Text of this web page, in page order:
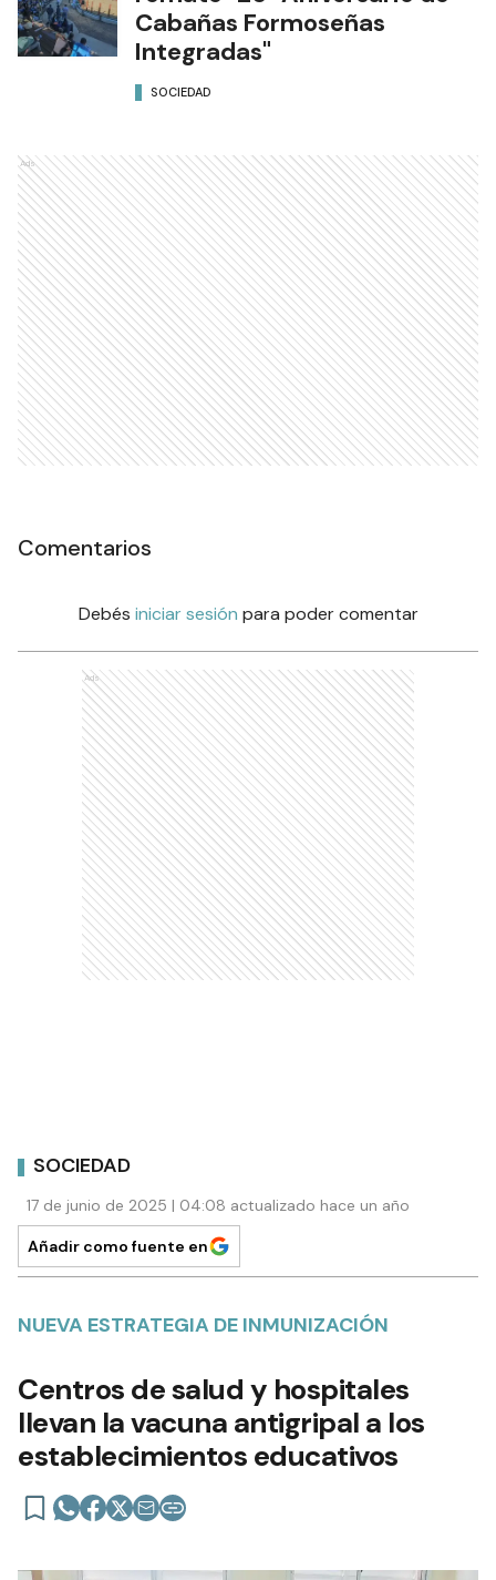
Cabañas Formoseñas
Integradas"
SOCIEDAD
Ads
Comentarios
Debés iniciar sesión para poder comentar
Ads
SOCIEDAD
17 de junio de 2025 | 04:08 actualizado hace un año
Añadir como fuente en
NUEVA ESTRATEGIA DE INMUNIZACIÓN
Centros de salud y hospitales
llevan la vacuna antigripal a los
establecimientos educativos